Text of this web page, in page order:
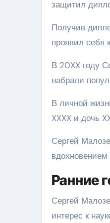
защитил
Получив
проявил себя
В 20XX году
набрали
В личной
XXXX и дочь
Сергей
Ранние
Сергей
интерес к